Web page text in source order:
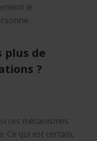
le
plus de
?
ces mécanismes
Ce qui est certain,